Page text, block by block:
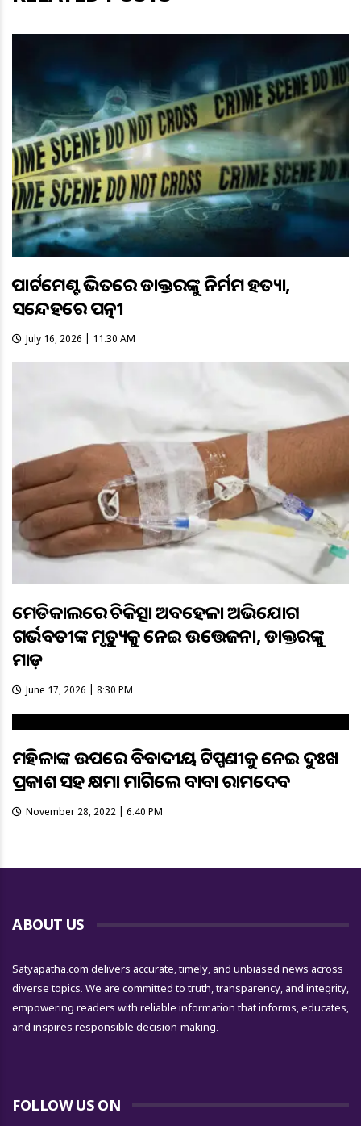
ଆପାର୍ଟମେଣ୍ଟ ଭିତରେ ଡାକ୍ତରଙ୍କୁ ନିର୍ମମ ହତ୍ୟା,
ସନ୍ଦେହରେ ପତ୍ନୀ
July 16, 2026 | 11:30 AM
ମେଡିକାଲରେ ଚିକିତ୍ସା ଅବହେଳା ଅଭିଯୋଗ
ଗର୍ଭବତୀଙ୍କ ମୃତ୍ୟୁକୁ ନେଇ ଉତ୍ତେଜନା, ଡାକ୍ତରଙ୍କୁ
ମାଡ଼
June 17, 2026 | 8:30 PM
ମହିଳାଙ୍କ ଉପରେ ବିବାଦୀୟ ଟିପ୍ପଣୀକୁ ନେଇ ଦୁଃଖ
ପ୍ରକାଶ ସହ କ୍ଷମା ମାଗିଲେ ବାବା ରାମଦେବ
November 28, 2022 | 6:40 PM
ABOUT US
Satyapatha.com delivers accurate, timely, and unbiased news across
diverse topics. We are committed to truth, transparency, and integrity,
empowering readers with reliable information that informs, educates,
and inspires responsible decision-making.
FOLLOW US ON